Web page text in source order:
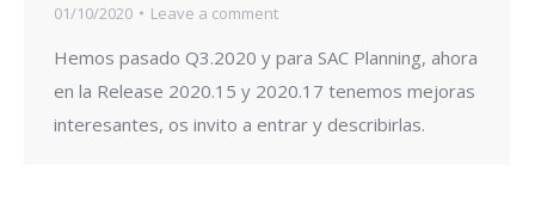
01/10/2020
Leave a comment
Hemos pasado Q3.2020 y para SAC Planning, ahora
en la Release 2020.15 y 2020.17 tenemos mejoras
interesantes, os invito a entrar y describirlas.